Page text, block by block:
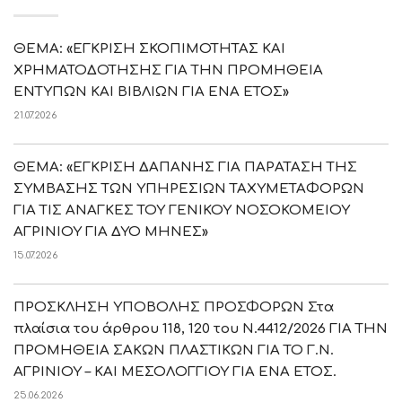
ΘΕΜΑ: «ΕΓΚΡΙΣΗ ΣΚΟΠΙΜΟΤΗΤΑΣ ΚΑΙ
ΧΡΗΜΑΤΟΔΟΤΗΣΗΣ ΓΙΑ ΤΗΝ ΠΡΟΜΗΘΕΙΑ
ΕΝΤΥΠΩΝ ΚΑΙ ΒΙΒΛΙΩΝ ΓΙΑ ΕΝΑ ΕΤΟΣ»
21.07.2026
ΘΕΜΑ: «ΕΓΚΡΙΣΗ ΔΑΠΑΝΗΣ ΓΙΑ ΠΑΡΑΤΑΣΗ ΤΗΣ
ΣΥΜΒΑΣΗΣ ΤΩΝ ΥΠΗΡΕΣΙΩΝ ΤΑΧΥΜΕΤΑΦΟΡΩΝ
ΓΙΑ ΤΙΣ ΑΝΑΓΚΕΣ ΤΟΥ ΓΕΝΙΚΟΥ ΝΟΣΟΚΟΜΕΙΟΥ
ΑΓΡΙΝΙΟΥ ΓΙΑ ΔΥΟ ΜΗΝΕΣ»
15.07.2026
ΠΡΟΣΚΛΗΣΗ ΥΠΟΒΟΛΗΣ ΠΡΟΣΦΟΡΩΝ Στα
πλαίσια του άρθρου 118, 120 του Ν.4412/2026 ΓΙΑ ΤΗΝ
ΠΡΟΜΗΘΕΙΑ ΣΑΚΩΝ ΠΛΑΣΤΙΚΩΝ ΓΙΑ ΤΟ Γ.Ν.
ΑΓΡΙΝΙΟΥ – ΚΑΙ ΜΕΣΟΛΟΓΓΙΟΥ ΓΙΑ ΕΝΑ ΕΤΟΣ.
25.06.2026